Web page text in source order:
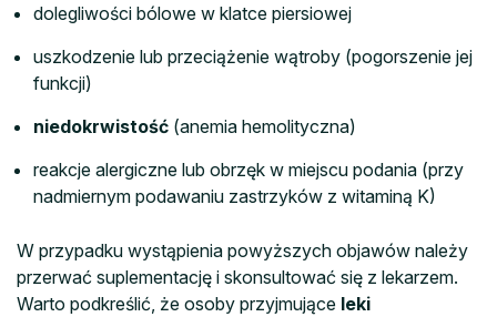
dolegliwości bólowe w klatce piersiowej
uszkodzenie lub przeciążenie wątroby (pogorszenie jej
funkcji)
niedokrwistość (anemia hemolityczna)
reakcje alergiczne lub obrzęk w miejscu podania (przy
nadmiernym podawaniu zastrzyków z witaminą K)
W przypadku wystąpienia powyższych objawów należy
przerwać suplementację i skonsultować się z lekarzem.
Warto podkreślić, że osoby przyjmujące leki